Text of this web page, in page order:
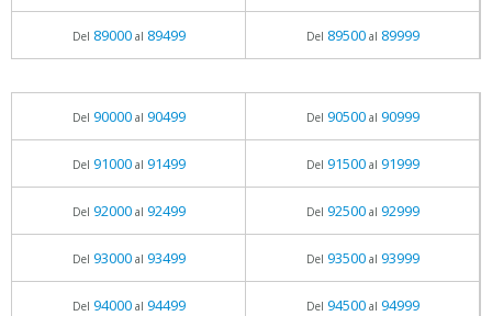
Del 89000al 89499 Del 89500al 89999
Del 90000al 90499 Del 90500al 90999
Del 91000al 91499 Del 91500al 91999
Del 92000al 92499 Del 92500al 92999
Del 93000al 93499 Del 93500al 93999
Del 94000al 94499 Del 94500al 94999